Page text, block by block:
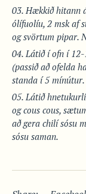
Hækkið hitann
ólífuolíu, 2 msk af
og svörtum pipar.
Látið í ofn í
(passið að ofelda
standa í 5 mínútur.
Látið
og cous cous,
að gera chilí sósu
sósu saman.